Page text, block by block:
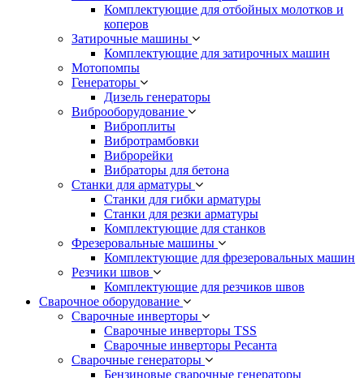
Комплектующие для отбойных молотков и
коперов
Затирочные машины
Комплектующие для затирочных машин
Мотопомпы
Генераторы
Дизель генераторы
Виброоборудование
Виброплиты
Вибротрамбовки
Виброрейки
Вибраторы для бетона
Станки для арматуры
Станки для гибки арматуры
Станки для резки арматуры
Комплектующие для станков
Фрезеровальные машины
Комплектующие для фрезеровальных машин
Резчики швов
Комплектующие для резчиков швов
Сварочное оборудование
Сварочные инверторы
Сварочные инверторы TSS
Сварочные инверторы Ресанта
Сварочные генераторы
Бензиновые сварочные генераторы